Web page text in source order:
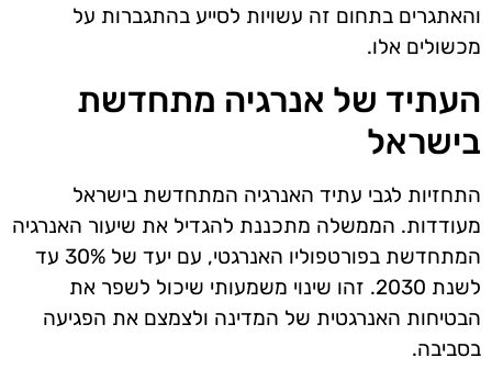
והאתגרים בתחום זה עשויות לסייע בהתגברות על
מכשולים אלו.
העתיד של אנרגיה מתחדשת
בישראל
התחזיות לגבי עתיד האנרגיה המתחדשת בישראל
מעודדות. הממשלה מתכננת להגדיל את שיעור האנרגיה
המתחדשת בפורטפוליו האנרגטי, עם יעד של 30% עד
לשנת 2030. זהו שינוי משמעותי שיכול לשפר את
הבטיחות האנרגטית של המדינה ולצמצם את הפגיעה
בסביבה.